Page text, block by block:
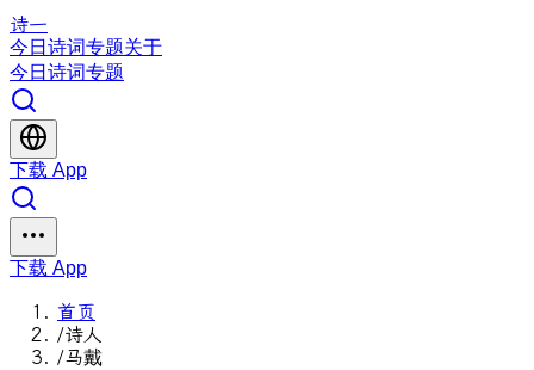
诗一
今日 诗词专题关于
今日 诗词专题
下载 App
下载 App
首页
/诗人
/马戴